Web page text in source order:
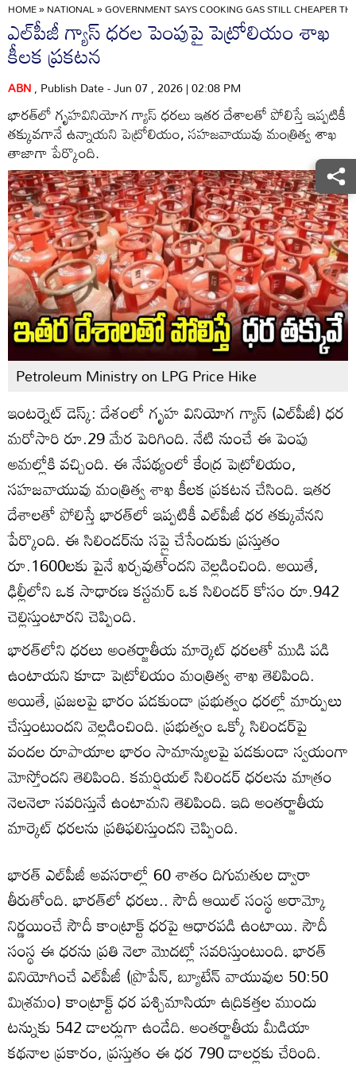
HOME»NATIONAL»GOVERNMENT SAYS COOKING GAS STILL CHEAPER
ఎల్‌పీజీ గ్యాస్ ధరల పెంపుపై పెట్రోలియం శాఖ
కీలక ప్రకటన
ABN, Publish Date - Jun 07 , 2026 | 02:08 PM
భారత్‌లో గృహవినియోగ గ్యాస్ ధరలు ఇతర దేశాలతో పోలిస్తే ఇప్పటికీ
తక్కువగానే ఉన్నాయని పెట్రోలియం, సహజవాయువు మంత్రిత్వ శాఖ
తాజాగా పేర్కొంది.
Petroleum Ministry on LPG Price Hike
ఇంటర్నెట్ డెస్క్: దేశంలో గృహ వినియోగ గ్యాస్ (ఎల్‌పీజీ) ధర
మరోసారి రూ.29 మేర పెరిగింది. నేటి నుంచే ఈ పెంపు
అమల్లోకి వచ్చింది. ఈ నేపథ్యంలో కేంద్ర పెట్రోలియం,
సహజవాయువు మంత్రిత్వ శాఖ కీలక ప్రకటన చేసింది. ఇతర
దేశాలతో పోలిస్తే భారత్‌లో ఇప్పటికీ ఎల్‌పీజీ ధర తక్కువేనని
పేర్కొంది. ఈ సిలిండర్‌ను సప్లై చేసేందుకు ప్రస్తుతం
రూ.1600లకు పైనే ఖర్చవుతోందని వెల్లడించింది. అయితే,
ఢిల్లీలోని ఒక సాధారణ కస్టమర్ ఒక సిలిండర్‌ కోసం రూ.942
చెల్లిస్తుంటారని చెప్పింది.
భారత్‌లోని ధరలు అంతర్జాతీయ మార్కెట్‌ ధరలతో ముడి పడి
ఉంటాయని కూడా పెట్రోలియం మంత్రిత్వ శాఖ తెలిపింది.
అయితే, ప్రజలపై భారం పడకుండా ప్రభుత్వం ధరల్లో మార్పులు
చేస్తుంటుందని వెల్లడించింది. ప్రభుత్వం ఒక్కో సిలిండర్‌పై
వందల రూపాయాల భారం సామాన్యులపై పడకుండా స్వయంగా
మోస్తోందని తెలిపింది. కమర్షియల్ సిలిండర్ ధరలను మాత్రం
నెలనెలా సవరిస్తునే ఉంటామని తెలిపింది. ఇది అంతర్జాతీయ
మార్కెట్ ధరలను ప్రతిఫలిస్తుందని చెప్పింది.
భారత్ ఎల్‌పీజీ అవసరాల్లో 60 శాతం దిగుమతుల ద్వారా
తీరుతోంది. భారత్‌లో ధరలు.. సౌదీ ఆయిల్ సంస్థ అరామ్కో
నిర్ణయించే సౌదీ కాంట్రాక్ట్ ధరపై ఆధారపడి ఉంటాయి. సౌదీ
సంస్థ ఈ ధరను ప్రతి నెలా మొదట్లో సవరిస్తుంటుంది. భారత్
వినియోగించే ఎల్‌పీజీ (ప్రొపేన్, బ్యూటేన్ వాయువుల 50:50
మిశ్రమం) కాంట్రాక్ట్ ధర పశ్చిమాసియా ఉద్రికత్తల ముందు
టన్నుకు 542 డాలర్లుగా ఉండేది. అంతర్జాతీయ మీడియా
కథనాల ప్రకారం, ప్రస్తుతం ఈ ధర 790 డాలర్లకు చేరింది.